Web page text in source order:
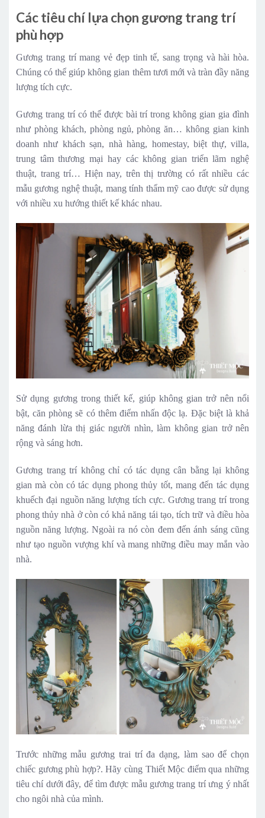
Các tiêu chí lựa chọn gương trang trí
phù hợp
Gương trang trí mang vẻ đẹp tinh tế, sang trọng và hài hòa.
Chúng có thể giúp không gian thêm tươi mới và tràn đầy năng
lượng tích cực.
Gương trang trí có thể được bài trí trong không gian gia đình
như phòng khách, phòng ngủ, phòng ăn… không gian kinh
doanh như khách sạn, nhà hàng, homestay, biệt thự, villa,
trung tâm thương mại hay các không gian triển lãm nghệ
thuật, trang trí… Hiện nay, trên thị trường có rất nhiều các
mẫu gương nghệ thuật, mang tính thẩm mỹ cao được sử dụng
với nhiều xu hướng thiết kế khác nhau.
Sử dụng gương trong thiết kế, giúp không gian trở nên nổi
bật, căn phòng sẽ có thêm điểm nhấn độc lạ. Đặc biệt là khả
năng đánh lừa thị giác người nhìn, làm không gian trở nên
rộng và sáng hơn.
Gương trang trí không chỉ có tác dụng cân bằng lại không
gian mà còn có tác dụng phong thủy tốt, mang đến tác dụng
khuếch đại nguồn năng lượng tích cực. Gương trang trí trong
phong thủy nhà ở còn có khả năng tái tạo, tích trữ và điều hòa
nguồn năng lượng. Ngoài ra nó còn đem đến ánh sáng cũng
như tạo nguồn vượng khí và mang những điều may mắn vào
nhà.
Trước những mẫu gương trai trí đa dạng, làm sao để chọn
chiếc gương phù hợp?. Hãy cùng Thiết Mộc điểm qua những
tiêu chí dưới đây, để tìm được mẫu gươ­ng trang trí ưng ý nhất
cho ngôi nhà của mình.